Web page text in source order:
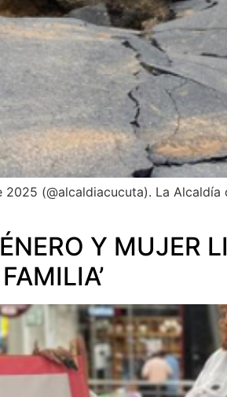
(@alcaldiacucuta). La
Y MUJER